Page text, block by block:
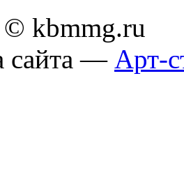
kbmmg.ru
сайта — Арт-